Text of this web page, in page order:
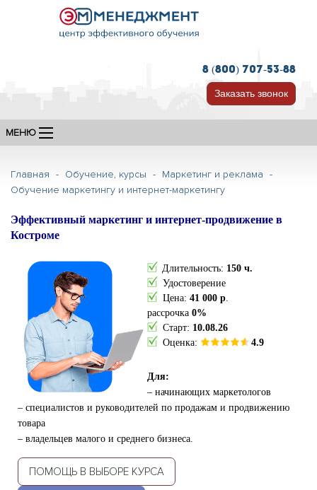
8 (800) 707-53-88
Заказать звонок
МЕНЮ
Главная - Обучение, курсы - Маркетинг и реклама -
Обучение маркетингу и интернет-маркетингу
Эффективный маркетинг и интернет-продвижение в
Костроме
Длительность: 150 ч.
Удостоверение
Цена:41 000 р.
рассрочка0%
Старт: 10.08.26
Оценка:
4.9
Для:
– начинающих маркетологов
– специалистов и руководителей по продажам и продвижению
товара
– владельцев малого и среднего бизнеса.
ПОМОЩЬ В ВЫБОРЕ КУРСА